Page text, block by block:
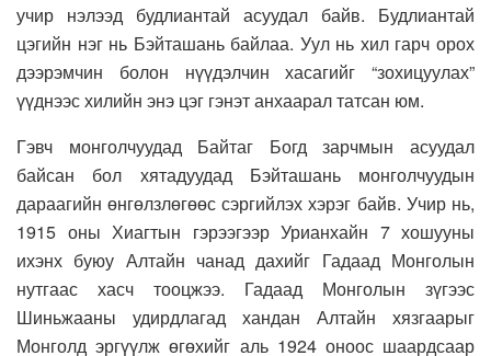
учир нэлээд будлиантай асуудал байв. Будлиантай
цэгийн нэг нь Бэйташань байлаа. Уул нь хил гарч орох
дээрэмчин болон нүүдэлчин хасагийг “зохицуулах”
үүднээс хилийн энэ цэг гэнэт анхаарал татсан юм.
Гэвч монголчуудад Байтаг Богд зарчмын асуудал
байсан бол хятадуудад Бэйташань монголчуудын
дараагийн өнгөлзлөгөөс сэргийлэх хэрэг байв. Учир нь,
1915 оны Хиагтын гэрээгээр Урианхайн 7 хошууны
ихэнх буюу Алтайн чанад дахийг Гадаад Монголын
нутгаас хасч тооцжээ. Гадаад Монголын зүгээс
Шиньжааны удирдлагад хандан Алтайн хязгаарыг
Монголд эргүүлж өгөхийг аль 1924 оноос шаардсаар